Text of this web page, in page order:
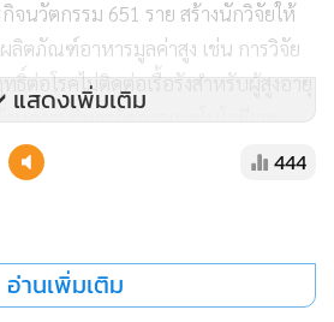
จนวัตกรรม 651 ราย สร้างนักวิจัยให้
ตภัณฑ์อาหารมูลค่าสูง เช่น การวิจัย
ต่อโรคไม่ติดต่อเรื้อรังสำหรับผู้สูงอายุ
นการบริหารจัดการเทคโนโลยีและ
รครบวงจร นอกจากนี้ กระทรวง
รพัฒนาผลิตภัณฑ์ OTOP ให้มีคุณภาพ
าสทางธุรกิจยังคงดำเนินการอย่างต่อ
แสดงเพิ่มเติม
444
อ่านเพิ่มเติม